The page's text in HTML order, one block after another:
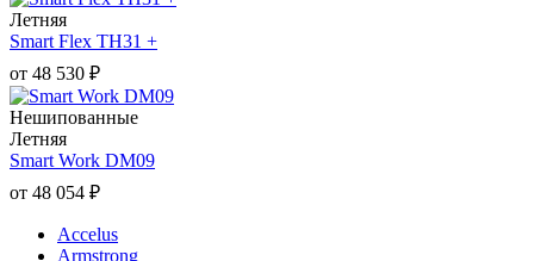
Летняя
Smart Flex TH31 +
от 48 530 ₽
Нешипованные
Летняя
Smart Work DM09
от 48 054 ₽
Accelus
Armstrong